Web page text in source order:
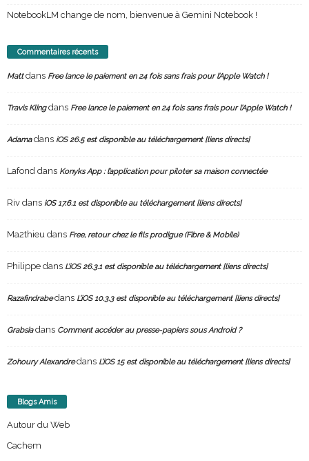
NotebookLM change de nom, bienvenue à Gemini Notebook !
Commentaires récents
Mattdans Free lance le paiement en 24 fois sans frais pour l’Apple Watch !
Travis Klingdans Free lance le paiement en 24 fois sans frais pour l’Apple Watch !
Adamadans iOS 26.5 est disponible au téléchargement [liens directs]
Lafond dans Konyks App : l’application pour piloter sa maison connectée
Riv dans iOS 17.6.1 est disponible au téléchargement [liens directs]
Ma2thieu dans Free, retour chez le fils prodigue (Fibre & Mobile)
Philippe dans L’iOS 26.3.1 est disponible au téléchargement [liens directs]
Razafindrabedans L’iOS 10.3.3 est disponible au téléchargement [liens directs]
Grabsiadans Comment accéder au presse-papiers sous Android ?
Zohoury Alexandredans L’iOS 15 est disponible au téléchargement [liens directs]
Blogs Amis
Autour du Web
Cachem